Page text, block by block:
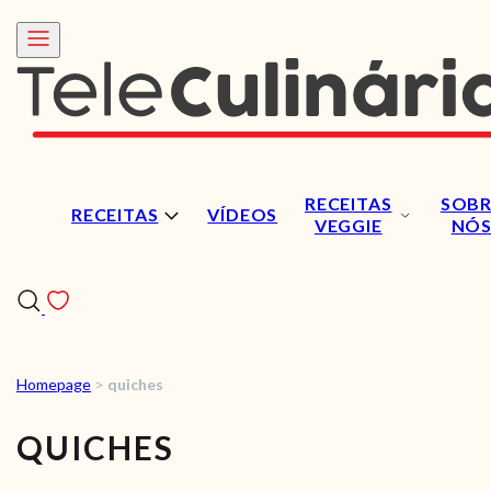
RECEITAS VÍDEOS
RECEITAS
VEGGIE
NÓS
Homepage > quiches
QUICHES